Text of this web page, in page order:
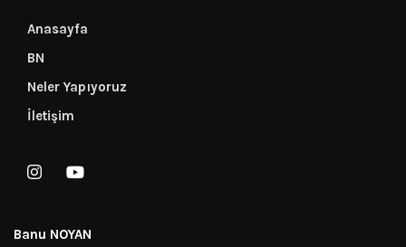
Anasayfa
BN
Neler Yapıyoruz
İletişim
Banu NOYAN